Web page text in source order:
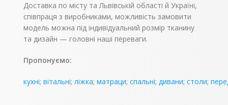
Доставка по місту та Львівській області й Україні,
співпраця з виробниками, можливість замовити
модель можна під індивідуальний розмір тканину
та дизайн — головні наші переваги.
Пропонуємо:
кухні;вітальні;ліжка;матраци;спальні;дивани;столи;